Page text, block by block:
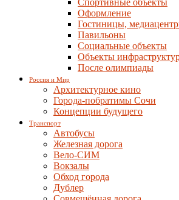
Спортивные объекты
Оформление
Гостиницы,
Павильоны
Социальные объекты
Объекты
После олимпиады
Россия и Мир
Архитектурное кино
Города-побратимы Сочи
Концепции будущего
Транспорт
Автобусы
Железная дорога
Вело-СИМ
Вокзалы
Обход города
Дублер